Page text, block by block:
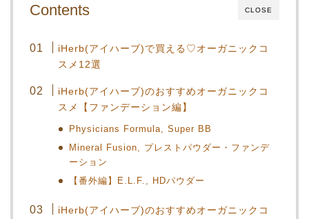
CLOSE
Contents
iHerb(アイハーブ)で買える♡オーガニックコ
スメ12選
iHerb(アイハーブ)のおすすめオーガニックコ
スメ【ファンデーション編】
Physicians Formula, Super BB
Mineral Fusion, プレストパウダー・ファンデ
ーション
【番外編】E.L.F., HDパウダー
iHerb(アイハーブ)のおすすめオーガニックコ